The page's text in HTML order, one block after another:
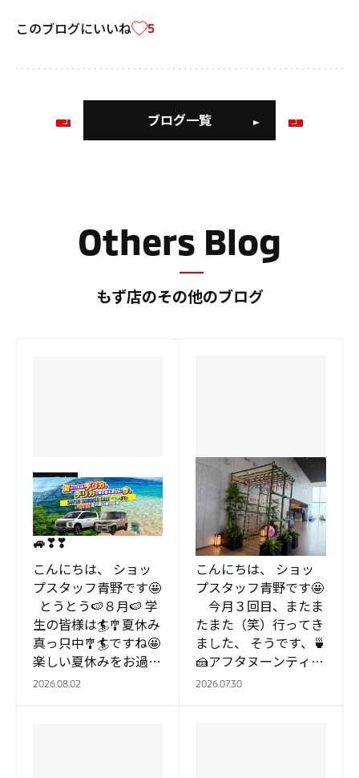
このブログにいいね 5
前
ブログ一覧
次
Others Blog
もず店のその他のブログ
🍉🎐🏄スーパーサマー
セール🍉🎐🏄開催中🚙
🚙❣❣
もず店
こんにちは、 ショッ
プスタッフ青野です🤩
とうとう🍉８月🍉 学
生の皆様は🏄🎐夏休み
真っ只中🎐🏄ですね🤩
楽しい夏休みをお過ご
し下さいね❣❣ ✨で
2026.08.02
またまたまた
（（笑））行ってきま
した🤩
もず店
こんにちは、 ショッ
プスタッフ青野です🤩
今月３回目、またま
たまた（笑）行ってき
ました、 そうです、🍵
🍰アフタヌーンティー
🍰🍵 （どんだけ行く
2026.07.30